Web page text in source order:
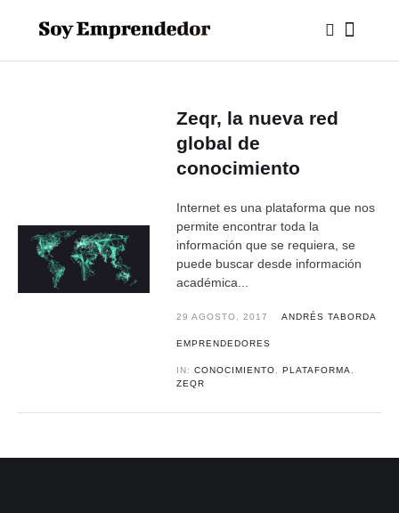
Zeqr, la nueva red
global de
conocimiento
Internet es una plataforma que nos
permite encontrar toda la
información que se requiera, se
puede buscar desde información
académica...
29 AGOSTO, 2017 ANDRÉS TABORDA
EMPRENDEDORES
IN:CONOCIMIENTO ,PLATAFORMA
ZEQR